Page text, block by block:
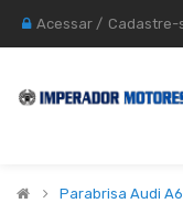
Acessar / Cadastre-
Parabrisa Audi A6